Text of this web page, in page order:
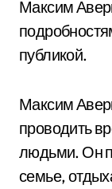
Максим
публикой.
Максим
проводить
людьми. Он
семье,